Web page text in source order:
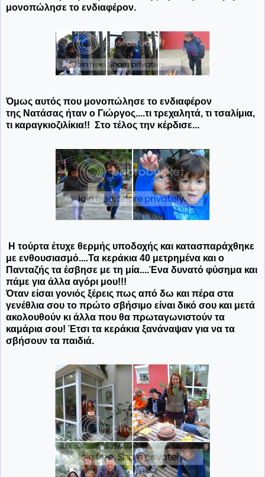
μονοπώλησε το ενδιαφέρον.
Όμως αυτός που μονοπώλησε το ενδιαφέρον
της Νατάσας ήταν ο Γιώργος....τι τρεχαλητά, τι τσαλίμια,
τι καραγκιοζιλίκια!! Στο τέλος την κέρδισε...
Η τούρτα έτυχε θερμής υποδοχής και κατασπαράχθηκε
με ενθουσιασμό....Τα κεράκια 40 μετρημένα και ο
Πανταζής τα έσβησε με τη μία....Ένα δυνατό φύσημα και
πάμε για άλλα αγόρι μου!!!
Όταν είσαι γονιός ξέρεις πως από δω και πέρα στα
γενέθλια σου το πρώτο σβήσιμο είναι δικό σου και μετά
ακολουθούν κι άλλα που θα πρωταγωνιστούν τα
καμάρια σου! Έτσι τα κεράκια ξανάναψαν για να τα
σβήσουν τα παιδιά.